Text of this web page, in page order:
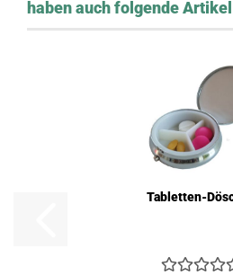
haben auch folgende
Tabletten-